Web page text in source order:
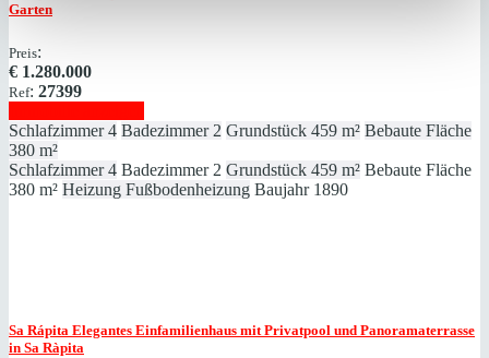
Garten
Preis:
€ 1.280.000
Ref: 27399
Schlafzimmer 4 Badezimmer 2 Grundstück 459 m² Bebaute Fläche
380 m²
Schlafzimmer 4 Badezimmer 2 Grundstück 459 m² Bebaute Fläche
380 m² Heizung Fußbodenheizung Baujahr 1890
Sa Rápita Elegantes Einfamilienhaus mit Privatpool und Panoramaterrasse
in Sa Ràpita